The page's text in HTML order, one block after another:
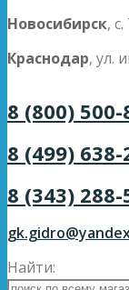
Новосибирск,
Краснодар, ул.
8 (800) 500-
8 (499) 638-
8 (343) 288-
Найти: